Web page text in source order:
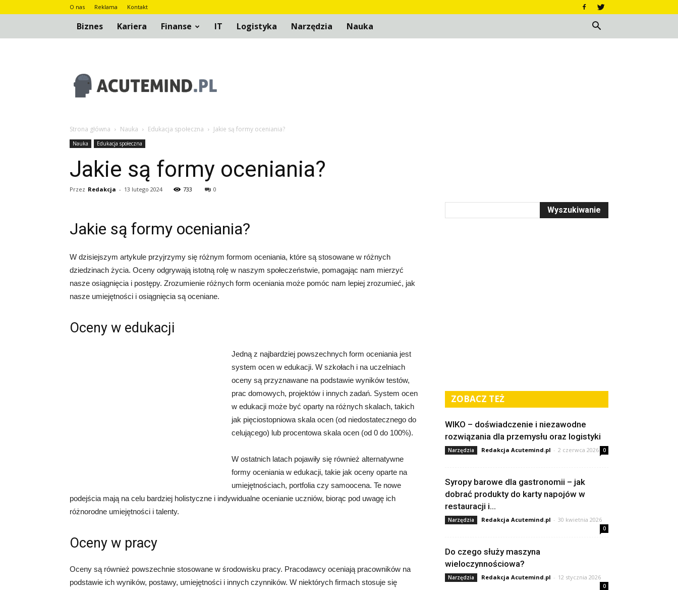
O nas Reklama Kontakt
Biznes Kariera Finanse IT Logistyka Narzędzia Nauka
Strona główna Nauka Edukacja społeczna Jakie są formy oceniania?
Nauka Edukacja społeczna
Jakie są formy oceniania?
Przez Redakcja - 13 lutego 2024 733 0
Jakie są formy oceniania?
W dzisiejszym artykule przyjrzymy się różnym formom oceniania, które są stosowane w różnych
dziedzinach życia. Oceny odgrywają istotną rolę w naszym społeczeństwie, pomagając nam mierzyć
nasze osiągnięcia i postępy. Zrozumienie różnych form oceniania może pomóc nam lepiej zrozumieć, jak
nasze umiejętności i osiągnięcia są oceniane.
Oceny w edukacji
Jedną z najbardziej powszechnych form oceniania jest
system ocen w edukacji. W szkołach i na uczelniach
oceny są przyznawane na podstawie wyników testów,
prac domowych, projektów i innych zadań. System ocen
w edukacji może być oparty na różnych skalach, takich
jak pięciostopniowa skala ocen (od niedostatecznego do
celującego) lub procentowa skala ocen (od 0 do 100%).
W ostatnich latach pojawiły się również alternatywne
formy oceniania w edukacji, takie jak oceny oparte na
umiejętnościach, portfolia czy samoocena. Te nowe
podejścia mają na celu bardziej holistyczne i indywidualne ocenianie uczniów, biorąc pod uwagę ich
różnorodne umiejętności i talenty.
Oceny w pracy
Oceny są również powszechnie stosowane w środowisku pracy. Pracodawcy oceniają pracowników na
podstawie ich wyników, postawy, umiejętności i innych czynników. W niektórych firmach stosuje się
ZOBACZ TEŻ
WIKO – doświadczenie i niezawodne
rozwiązania dla przemysłu oraz logistyki
Narzędzia Redakcja Acutemind.pl - 2 czerwca 2026 0
Syropy barowe dla gastronomii – jak
dobrać produkty do karty napojów w
restauracji i...
Narzędzia Redakcja Acutemind.pl - 30 kwietnia 2026
0
Do czego służy maszyna
wieloczynnościowa?
Narzędzia Redakcja Acutemind.pl - 12 stycznia 2026
0